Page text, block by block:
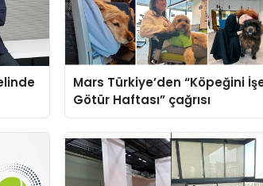
Mars Türkiye’den “Köpeğini
Götür Haftası” çağrısı